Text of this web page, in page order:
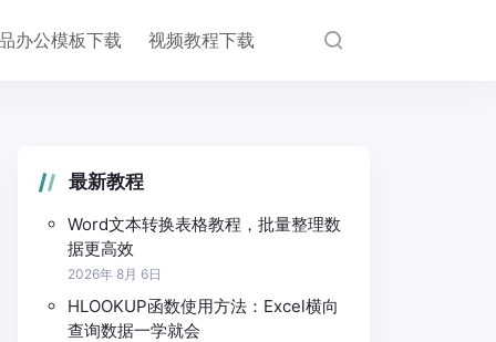
办公模板下载 视频教程下载
最新教程
Word文本转换表格教程，批量整理数
据更高效
2026年 8月 6日
HLOOKUP函数使用方法：Excel横向
查询数据一学就会